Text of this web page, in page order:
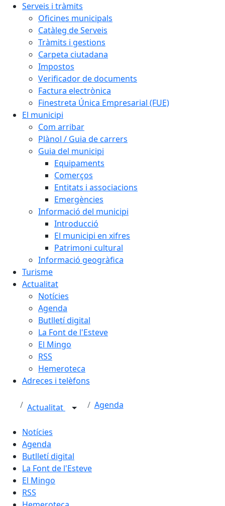
Serveis i tràmits
Oficines municipals
Catàleg de Serveis
Tràmits i gestions
Carpeta ciutadana
Impostos
Verificador de documents
Factura electrònica
Finestreta Única Empresarial (FUE)
El municipi
Com arribar
Plànol / Guia de carrers
Guia del municipi
Equipaments
Comerços
Entitats i associacions
Emergències
Informació del municipi
Introducció
El municipi en xifres
Patrimoni cultural
Informació geogràfica
Turisme
Actualitat
Notícies
Agenda
Butlletí digital
La Font de l'Esteve
El Mingo
RSS
Hemeroteca
Adreces i telèfons
Actualitat Agenda
Notícies
Agenda
Butlletí digital
La Font de l'Esteve
El Mingo
RSS